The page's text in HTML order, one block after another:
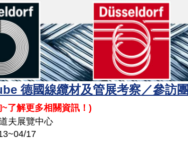
德國線纜材及管展考察／參訪團
了解更多相關資訊！ )
夫展覽中心
17